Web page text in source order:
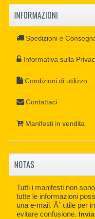
INFORMAZIONI
Spedizioni e
Informativa sulla
Condizioni di utilizzo
Contattaci
Manifesti in vendita
NOTAS
Tutti i manifesti non
tutte le informazioni
una e-mail. Ãˆ utile per
evitare confusione.